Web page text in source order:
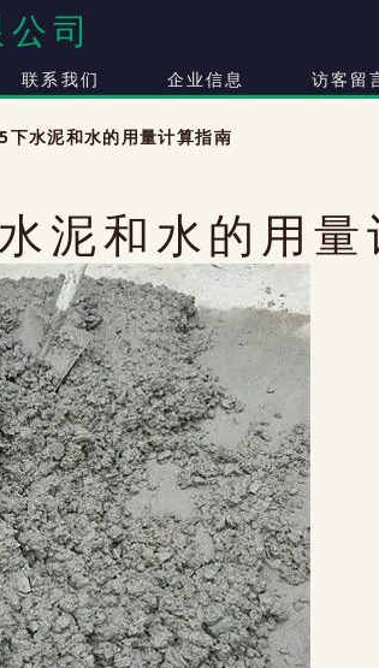
司
联系我们 企业信息 访客留
下水泥和水的用量计算指南
泥和水的用量